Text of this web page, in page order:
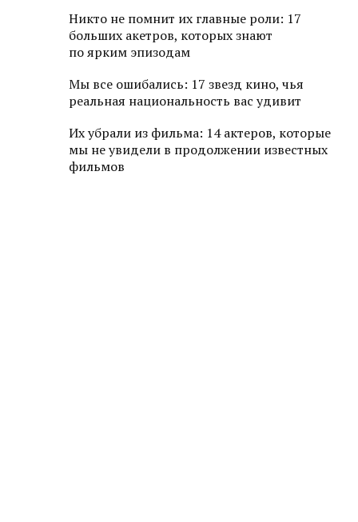
Никто не помнит их главные роли: 17
больших акетров, которых знают
по ярким эпизодам
Мы все ошибались: 17 звезд кино, чья
реальная национальность вас удивит
Их убрали из фильма: 14 актеров, которые
мы не увидели в продолжении известных
фильмов